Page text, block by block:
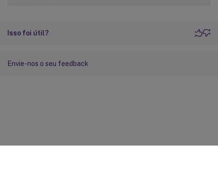
Isso foi útil?
Envie-nos o seu feedback